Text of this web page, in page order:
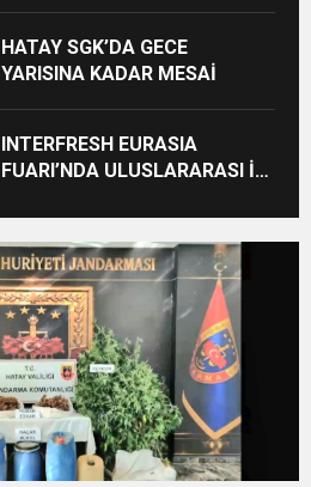
HATAY SGK’DA GECE
YARISINA KADAR MESAİ
INTERFRESH EURASIA
FUARI’NDA ULUSLARARASI İŞ
BAŞLADI